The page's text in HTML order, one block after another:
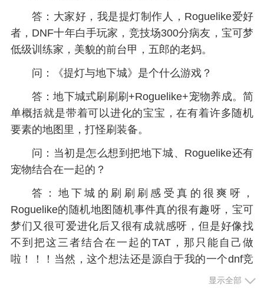
答：大家好，我是提灯制作人，Roguelike爱好
者，DNF十年白手玩家，竞技场300分病友，宝可梦
低级训练家，美貌的前台甲，五郎的老妈。
问：《提灯与地下城》是个什么游戏？
答：地下城式刷刷刷+Roguelike+宠物养成。简
单概括就是带着可以进化的宝宝，在有着许多随机
要素的地图里，打怪刷装备。
问：当初是怎么想到把地下城、Roguelike还有
宠物结合在一起的？
答：地下城的刷刷刷感受真的很爽呀，
Roguelike的随机地图随机事件真的很有趣呀，宝可
梦们又很可爱进化后又很有成就感呀，但是好像找
不到把这三者结合在一起的TAT，那只能自己做
啦！！！当然，这个想法还是源自于我的一个dnf竞
技场300分病友交流群，我们都认为自己是靠智商，
显示全部